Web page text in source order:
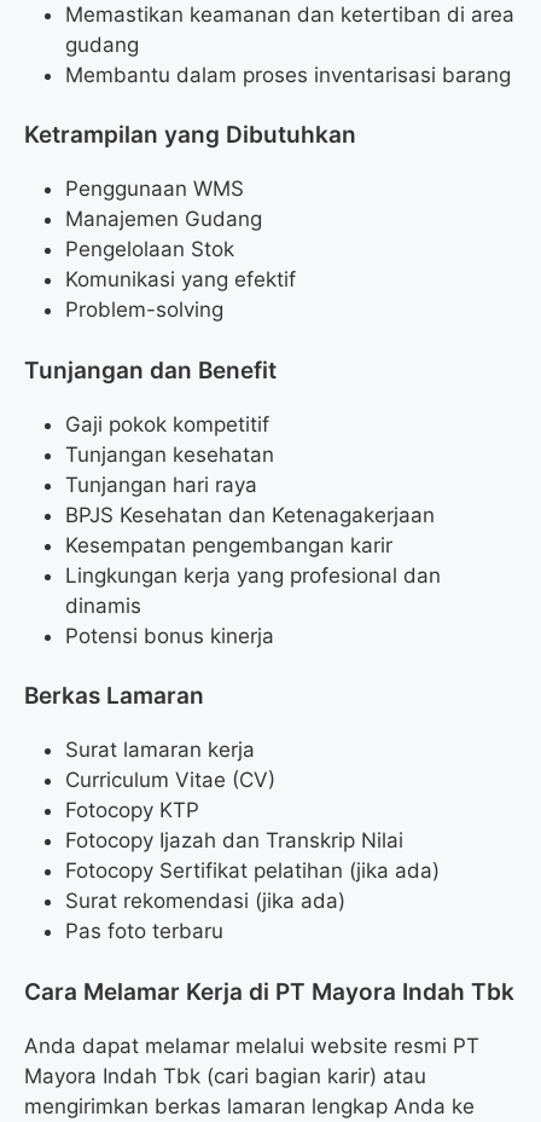
Memastikan keamanan dan ketertiban di area
gudang
Membantu dalam proses inventarisasi barang
Ketrampilan yang Dibutuhkan
Penggunaan WMS
Manajemen Gudang
Pengelolaan Stok
Komunikasi yang efektif
Problem-solving
Tunjangan dan Benefit
Gaji pokok kompetitif
Tunjangan kesehatan
Tunjangan hari raya
BPJS Kesehatan dan Ketenagakerjaan
Kesempatan pengembangan karir
Lingkungan kerja yang profesional dan
dinamis
Potensi bonus kinerja
Berkas Lamaran
Surat lamaran kerja
Curriculum Vitae (CV)
Fotocopy KTP
Fotocopy Ijazah dan Transkrip Nilai
Fotocopy Sertifikat pelatihan (jika ada)
Surat rekomendasi (jika ada)
Pas foto terbaru
Cara Melamar Kerja di PT Mayora Indah Tbk
Anda dapat melamar melalui website resmi PT
Mayora Indah Tbk (cari bagian karir) atau
mengirimkan berkas lamaran lengkap Anda ke